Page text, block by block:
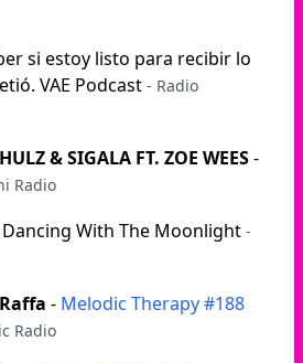
si estoy listo para recibir lo
VAE Podcast - Radio
& SIGALA FT. ZOE WEES-
Radio
With The Moonlight -
- Melodic Therapy #188
Radio